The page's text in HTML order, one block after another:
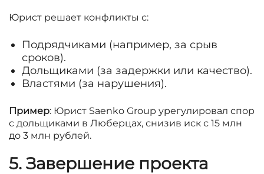
Юрист решает конфликты с:
Подрядчиками (например, за срыв
сроков).
Дольщиками (за задержки или качество).
Властями (за нарушения).
Пример: Юрист Saenko Group урегулировал спор
с дольщиками в Люберцах, снизив иск с 15 млн
до 3 млн рублей.
5. Завершение проекта